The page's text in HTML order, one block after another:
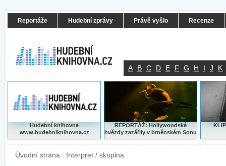
Reportáže Hudební zprávy Právě vyšlo Recenze
A B C D E F G H I J K
Hudební knihovna
www.hudebniknihovna.cz
REPORTÁŽ: Hollywoodské
hvězdy zazářily v brněnském Sonu
Úvodní strana | Interpret / skupina